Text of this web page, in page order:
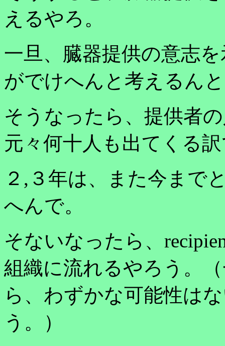
えるやろ。
一旦、臓器提供の意志
がでけへんと考えるん
そうなったら、提供者
元々何十人も出てくる
２,３年は、また今まで
へんで。
そないなったら、
組織に流れるやろう。
ら、わずかな可能性は
う。）